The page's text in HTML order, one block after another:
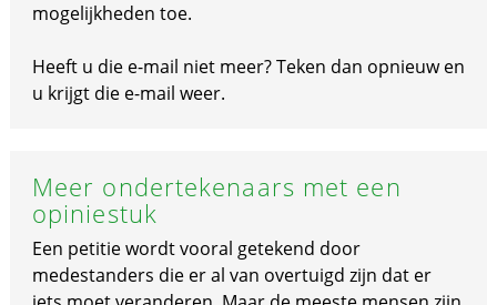
mogelijkheden toe.
Heeft u die e-mail niet meer? Teken dan opnieuw en
u krijgt die e-mail weer.
Meer ondertekenaars met een
opiniestuk
Een petitie wordt vooral getekend door
medestanders die er al van overtuigd zijn dat er